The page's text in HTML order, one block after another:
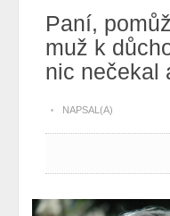
OstatníPaní,
muž k
nic nečekal
NAPSAL(A)